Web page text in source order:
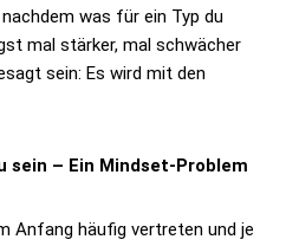
was für ein Typ du
mal stärker, mal schwächer
sein: Es wird mit den
sein – Ein Mindset-Problem
Anfang häufig vertreten und je